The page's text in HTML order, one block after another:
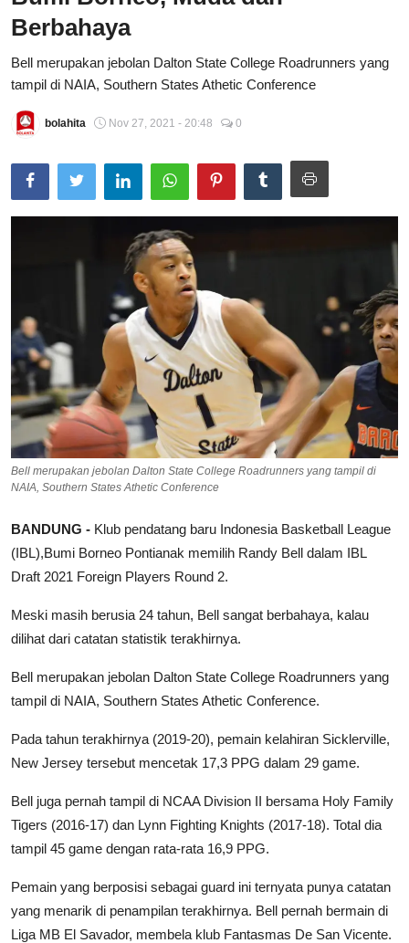
Total Sports
Contact
Pedoman Media Siber
Berbahaya
Bell merupakan jebolan Dalton State College Roadrunners yang
tampil di NAIA, Southern States Athetic Conference
bolahita Nov 27, 2021 - 20:48 0
Bell merupakan jebolan Dalton State College Roadrunners yang tampil di
NAIA, Southern States Athetic Conference
BANDUNG - Klub pendatang baru Indonesia Basketball League
(IBL),Bumi Borneo Pontianak memilih Randy Bell dalam IBL
Draft 2021 Foreign Players Round 2.
Meski masih berusia 24 tahun, Bell sangat berbahaya, kalau
dilihat dari catatan statistik terakhirnya.
Bell merupakan jebolan Dalton State College Roadrunners yang
tampil di NAIA, Southern States Athetic Conference.
Pada tahun terakhirnya (2019-20), pemain kelahiran Sicklerville,
New Jersey tersebut mencetak 17,3 PPG dalam 29 game.
Bell juga pernah tampil di NCAA Division II bersama Holy Family
Tigers (2016-17) dan Lynn Fighting Knights (2017-18). Total dia
tampil 45 game dengan rata-rata 16,9 PPG.
Pemain yang berposisi sebagai guard ini ternyata punya catatan
yang menarik di penampilan terakhirnya. Bell pernah bermain di
Liga MB El Savador, membela klub Fantasmas De San Vicente.